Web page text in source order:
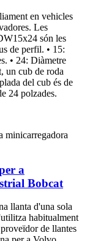
en vehicles
Les
són les
de perfil. • 15:
• 24: Diàmetre
un cub de roda
del cub és de
24 polzades.
a
Bobcat
llanta d'una sola
habitualment
de llantes